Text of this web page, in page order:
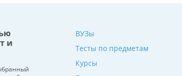
и
ВУЗы
Тесты по предметам
Курсы